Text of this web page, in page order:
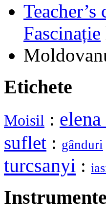
Fascinație
Etichete
Moisil :
suflet : gânduri
turcsanyi :
Instrumente